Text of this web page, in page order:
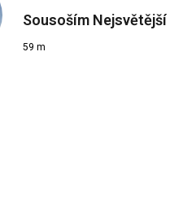
Sousoším
59 m